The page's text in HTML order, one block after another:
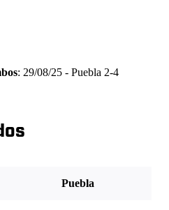
: 29/08/25 - Puebla 2-4
Puebla